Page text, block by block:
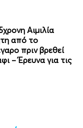
Αιμιλία
από το
πριν βρεθεί
– Έρευνα για τις